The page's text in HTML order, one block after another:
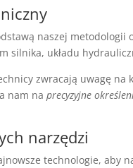
naszej
silnika, układu
zwracają uwagę na
nam naprecyzyjne
narzędzi
technologie, aby